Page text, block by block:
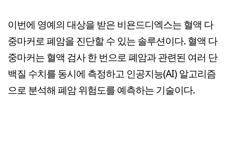
이번에 영예의 대상을 받은 비욘드디엑스는 혈액 다
중마커로 폐암을 진단할 수 있는 솔루션이다. 혈액 다
중마커는 혈액 검사 한 번으로 폐암과 관련된 여러 단
백질 수치를 동시에 측정하고 인공지능(AI) 알고리즘
으로 분석해 폐암 위험도를 예측하는 기술이다.